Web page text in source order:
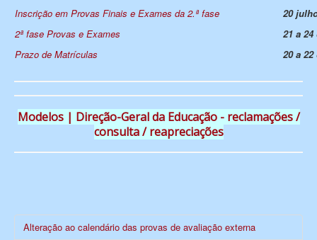
Inscrição em Provas Finais e Exames da 2.ª fase
20
2ª fase Provas e Exames
21 a
Prazo de Matrículas
20 a
Modelos | Direção-Geral da Educação - reclamações /
consulta / reapreciações
Alteração ao calendário das provas de avaliação externa